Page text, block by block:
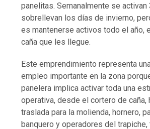
panelitas. Semanalmente se activan
sobrellevan los días de invierno,
es mantenerse activos todo el año,
caña que les llegue.
Este emprendimiento representa
empleo importante en la zona
panelera implica activar toda una
operativa, desde el cortero de caña,
traslada para la molienda, hornero,
banquero y operadores del trapiche,